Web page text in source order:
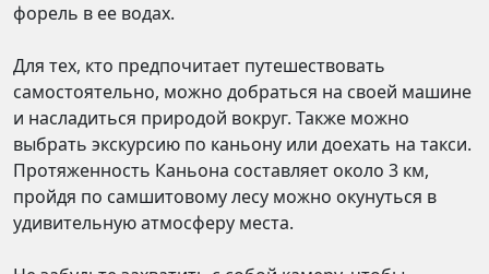
форель в ее водах.
Для тех, кто предпочитает путешествовать
самостоятельно, можно добраться на своей машине
и насладиться природой вокруг. Также можно
выбрать экскурсию по каньону или доехать на такси.
Протяженность Каньона составляет около 3 км,
пройдя по самшитовому лесу можно окунуться в
удивительную атмосферу места.